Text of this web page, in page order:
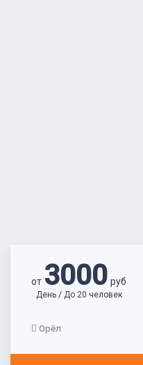
от 3000руб
День / До 20 человек
Орёл